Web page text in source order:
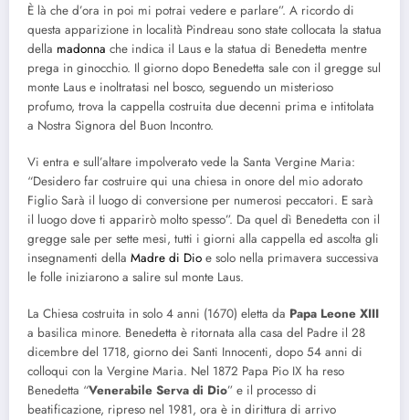
È là che d’ora in poi mi potrai vedere e parlare”. A ricordo di
questa apparizione in località Pindreau sono state collocata la statua
della madonna che indica il Laus e la statua di Benedetta mentre
prega in ginocchio. Il giorno dopo Benedetta sale con il gregge sul
monte Laus e inoltratasi nel bosco, seguendo un misterioso
profumo, trova la cappella costruita due decenni prima e intitolata
a Nostra Signora del Buon Incontro.
Vi entra e sull’altare impolverato vede la Santa Vergine Maria:
“Desidero far costruire qui una chiesa in onore del mio adorato
Figlio Sarà il luogo di conversione per numerosi peccatori. E sarà
il luogo dove ti apparirò molto spesso”. Da quel dì Benedetta con il
gregge sale per sette mesi, tutti i giorni alla cappella ed ascolta gli
insegnamenti della Madre di Dio e solo nella primavera successiva
le folle iniziarono a salire sul monte Laus.
La Chiesa costruita in solo 4 anni (1670) eletta da Papa Leone XIII
a basilica minore. Benedetta è ritornata alla casa del Padre il 28
dicembre del 1718, giorno dei Santi Innocenti, dopo 54 anni di
colloqui con la Vergine Maria. Nel 1872 Papa Pio IX ha reso
Benedetta “Venerabile Serva di Dio” e il processo di
beatificazione, ripreso nel 1981, ora è in dirittura di arrivo